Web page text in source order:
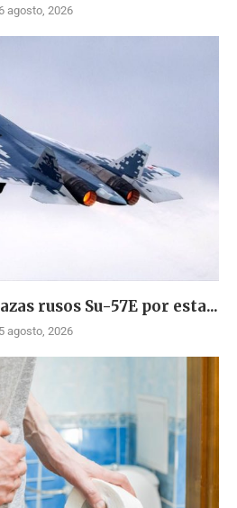
6 agosto, 2026
rusos Su-57E por esta...
5 agosto, 2026